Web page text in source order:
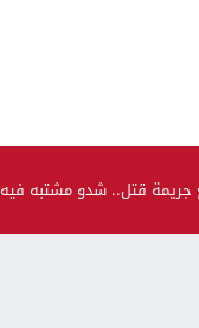
صحة و جمال
جريمة قتل.. شدو مشتبه